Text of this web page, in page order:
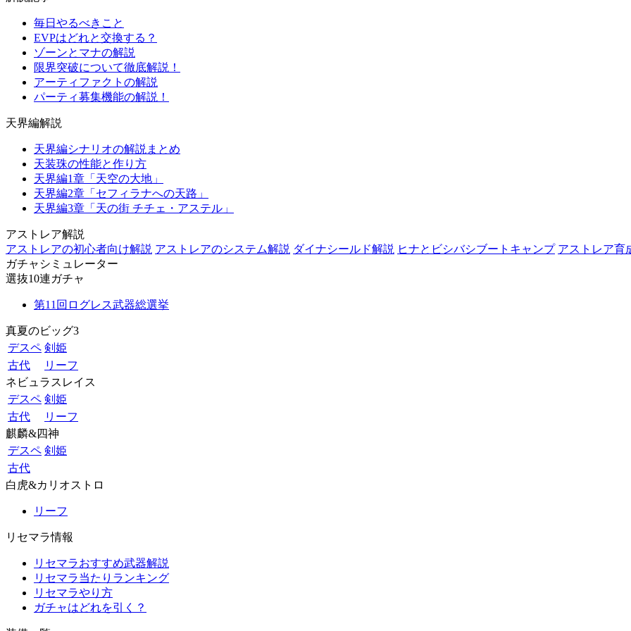
毎日やるべきこと
EVPはどれと交換する？
ゾーンとマナの解説
限界突破について徹底解説！
アーティファクトの解説
パーティ募集機能の解説！
天界編解説
天界編シナリオの解説まとめ
天装珠の性能と作り方
天界編1章「天空の大地」
天界編2章「セフィラナへの天路」
天界編3章「天の街 チチェ・アステル」
アストレア解説
アストレアの初心者向け解説 アストレアのシステム解説 ダイナシールド解説 ヒナとビシバシブートキャンプ アストレア育
ガチャシミュレーター
選抜10連ガチャ
第11回ログレス武器総選挙
真夏のビッグ3
デスペ 剣姫
古代
リーフ
ネビュラスレイス
デスペ 剣姫
古代
リーフ
麒麟&四神
デスペ 剣姫
古代
白虎&カリオストロ
リーフ
リセマラ情報
リセマラおすすめ武器解説
リセマラ当たりランキング
リセマラやり方
ガチャはどれを引く？